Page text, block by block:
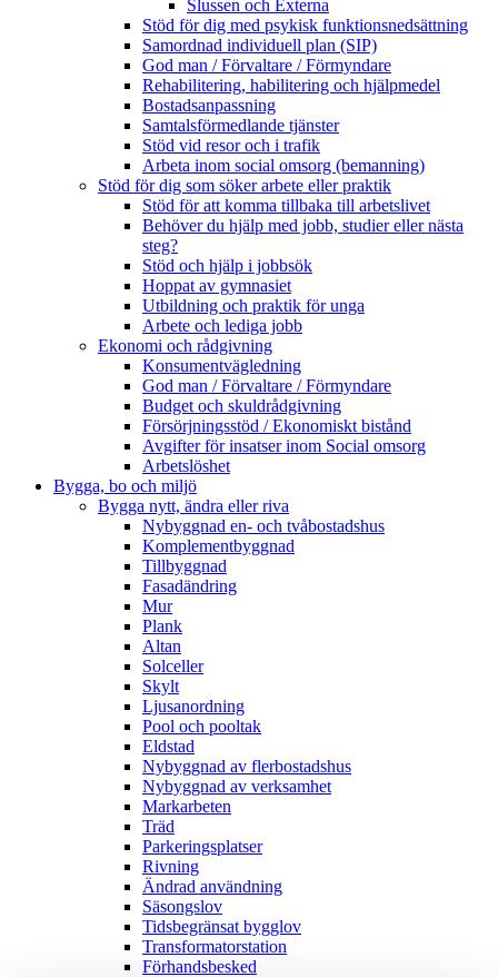
Slussen och Externa
Stöd för dig med psykisk funktionsnedsättning
Samordnad individuell plan (SIP)
God man / Förvaltare / Förmyndare
Rehabilitering, habilitering och hjälpmedel
Bostadsanpassning
Samtalsförmedlande tjänster
Stöd vid resor och i trafik
Arbeta inom social omsorg (bemanning)
Stöd för dig som söker arbete eller praktik
Stöd för att komma tillbaka till arbetslivet
Behöver du hjälp med jobb, studier eller nästa
steg?
Stöd och hjälp i jobbsök
Hoppat av gymnasiet
Utbildning och praktik för unga
Arbete och lediga jobb
Ekonomi och rådgivning
Konsumentvägledning
God man / Förvaltare / Förmyndare
Budget och skuldrådgivning
Försörjningsstöd / Ekonomiskt bistånd
Avgifter för insatser inom Social omsorg
Arbetslöshet
Bygga, bo och miljö
Bygga nytt, ändra eller riva
Nybyggnad en- och tvåbostadshus
Komplementbyggnad
Tillbyggnad
Fasadändring
Mur
Plank
Altan
Solceller
Skylt
Ljusanordning
Pool och pooltak
Eldstad
Nybyggnad av flerbostadshus
Nybyggnad av verksamhet
Markarbeten
Träd
Parkeringsplatser
Rivning
Ändrad användning
Säsongslov
Tidsbegränsat bygglov
Transformatorstation
Förhandsbesked